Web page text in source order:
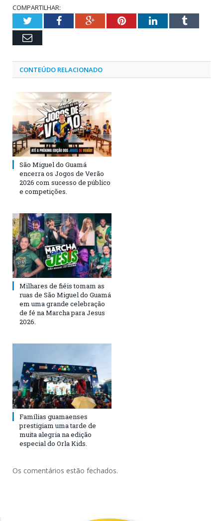
COMPARTILHAR:
TwitterFacebookGoogle+PinterestLinkedInTumblr
Email
CONTEÚDO RELACIONADO
São Miguel do Guamá
encerra os Jogos de Verão
2026 com sucesso de público
e competições.
Milhares de fiéis tomam as
ruas de São Miguel do Guamá
em uma grande celebração
de fé na Marcha para Jesus
2026.
Famílias guamaenses
prestigiam uma tarde de
muita alegria na edição
especial do Orla Kids.
Os comentários estão fechados.